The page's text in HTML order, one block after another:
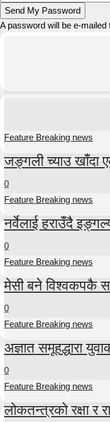
A password will be e-mailed
Feature Breaking news
जङ्गली च्याउ खाँदा
0
Feature Breaking news
नर्वेलाई हराउँदै
0
Feature Breaking news
मेसी बने विश्वकपकै
0
Feature Breaking news
अज्ञात समूहद्धारा
0
Feature Breaking news
लोकतन्त्रको रक्षा र